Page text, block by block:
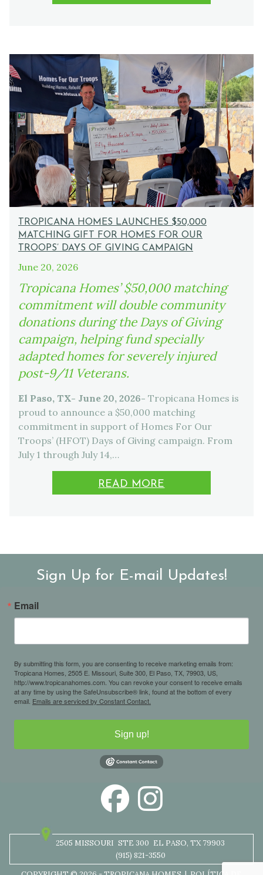
TROPICANA HOMES LAUNCHES $50,000
MATCHING GIFT FOR HOMES FOR OUR
TROOPS’ DAYS OF GIVING CAMPAIGN
June 20, 2026
Tropicana Homes’ $50,000 matching
commitment will double community
donations during the Days of Giving
campaign, helping fund specially
adapted homes for severely injured
post-9/11 Veterans.
El Paso, TX- June 20, 2026- Tropicana Homes is
proud to announce a $50,000 matching
commitment in support of Homes For Our
Troops’ (HFOT) Days of Giving campaign. From
July 1 through July 14,…
READ MORE
Sign Up for E-mail Updates!
Email
By submitting this form, you are consenting to receive marketing emails from:
Tropicana Homes, 2505 E. Missouri, Suite 300, El Paso, TX, 79903, US,
http://www.tropicanahomes.com. You can revoke your consent to receive emails
at any time by using the SafeUnsubscribe® link, found at the bottom of every
email. Emails are serviced by Constant Contact.
Sign up!
2505 MISSOURI STE 300 EL PASO, TX 79903
(915) 821-3550